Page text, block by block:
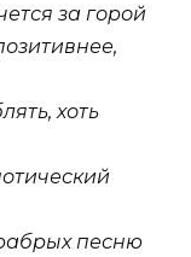
за горой
хоть
песню